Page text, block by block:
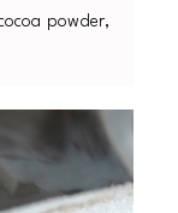
powder,